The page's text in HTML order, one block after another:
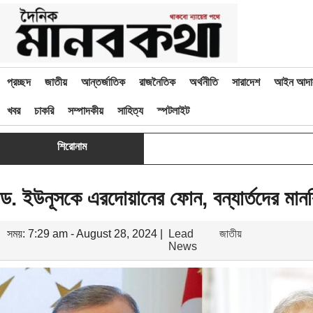
প্রচ্ছদ জাতীয় আন্তর্জাতিক রাজনৈতিক অর্থনীতি সারাদেশ আইন
খবর চাকরি সম্পাদকীয় সাহিত্য স্পটলাইট
শিরোনাম
ড. ইউনূসকে এরদোয়ানের ফোন, বন্যার্তদের
সময়: 7:29 am - August 28, 2024 |
Lead
News
জাতীয়